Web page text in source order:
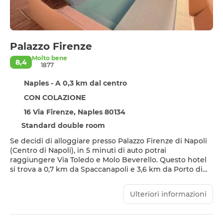
Palazzo Firenze
8,4
Molto bene
1877
Naples - A 0,3 km dal centro
CON COLAZIONE
16 Via Firenze, Naples 80134
Standard double room
Se decidi di alloggiare presso Palazzo Firenze di Napoli
(Centro di Napoli), in 5 minuti di auto potrai
raggiungere Via Toledo e Molo Beverello. Questo hotel
si trova a 0,7 km da Spaccanapoli e 3,6 km da Porto di
Scopri i molti servizi ricreativi a disposizione, tra cui una
ammirare il paesaggio. Questo hotel offre, inoltre, il Wi-
Ulteriori informazioni